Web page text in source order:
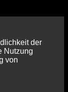
der
Nutzung
von